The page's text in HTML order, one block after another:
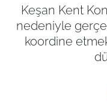
Keşan Kent
nedeniyle
koordine
EKONOMİ
SAĞLIK